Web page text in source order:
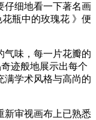
仔细地看一下著名画
瓶中的玫瑰花 》便
气味，每一片花瓣的
迹般地展示出每个
满学术风格与高尚的
新审视画布上已熟悉